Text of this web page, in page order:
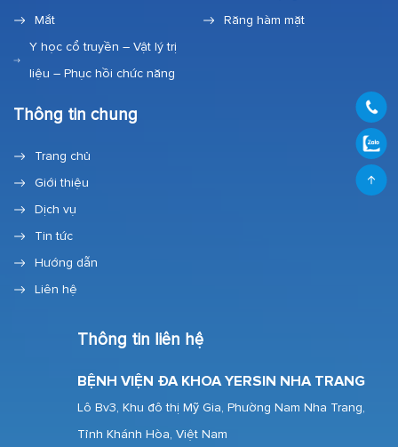
Mắt
Răng hàm mặt
Y học cổ truyền – Vật lý trị
liệu – Phục hồi chức năng
Thông tin chung
Trang chủ
Giới thiệu
Dịch vụ
Tin tức
Hướng dẫn
Liên hệ
Thông tin liên hệ
BỆNH VIỆN ĐA KHOA YERSIN NHA TRANG
Lô Bv3, Khu đô thị Mỹ Gia, Phường Nam Nha Trang,
Tỉnh Khánh Hòa, Việt Nam